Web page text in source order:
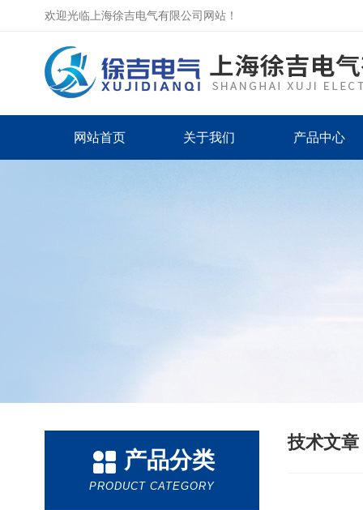
欢迎光临上海徐吉电气有限公司网站！
网站首页 关于我们 产品中心
产品分类
PRODUCT CATEGORY
技术文章